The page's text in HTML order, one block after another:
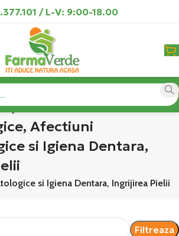
/ L-V: 9:00-18.00
Afectiuni
Afectiuni
si Igiena Dentara,
si Igiena Dentara, Ingrijirea Pielii
Filtreaza